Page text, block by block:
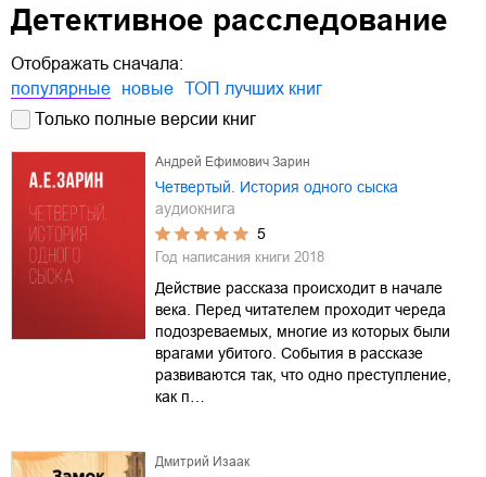
Детективное расследование
Отображать сначала:
популярные
новые ТОП лучших книг
Только полные версии книг
Андрей Ефимович Зарин
Четвертый. История одного сыска
аудиокнига
5
Год написания книги 2018
Действие рассказа происходит в начале
века. Перед читателем проходит череда
подозреваемых, многие из которых были
врагами убитого. События в рассказе
развиваются так, что одно преступление,
как п…
Дмитрий Изаак